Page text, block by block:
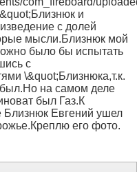
и
с долей
мысли.Близнюк мой
было бы испытать
с
\&quot;Близнюка,т.к.
на самом деле
был Газ.К
Близнюк Евгений ушел
его фото.